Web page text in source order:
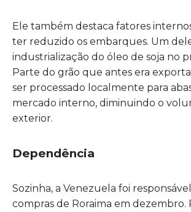
Ele também destaca fatores
ter reduzido os embarques. Um
industrialização do óleo de soja no
Parte do grão que antes era
ser processado localmente para
mercado interno, diminuindo o
exterior.
Dependência
Sozinha, a Venezuela foi
compras de Roraima em dezembro.